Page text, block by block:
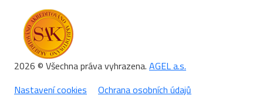
2026 © Všechna práva vyhrazena. AGEL a.s.
Nastavení cookies
Ochrana osobních údajů